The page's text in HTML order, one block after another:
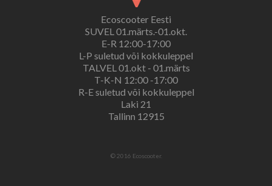
Ecoscooter Eesti
SUVEL 01.märts.-01.okt.
E-R 12:00-17:00
L-P suletud või kokkuleppel
TALVEL 01.okt - 01.märts
T-K-N 12:00 -17:00
R-E suletud või kokkuleppel
Laki 21
Tallinn 12915
© 2016 Ecoscooter.